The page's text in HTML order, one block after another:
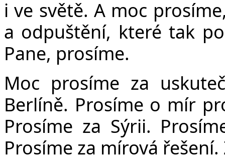
i ve světě. A moc
a odpuštění, které tak
Pane, prosíme.
Moc prosíme za
Berlíně. Prosíme o mír
Prosíme za Sýrii.
Prosíme za mírová